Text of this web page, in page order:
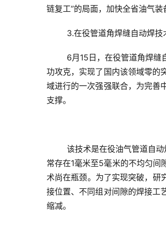
链复工”的局面，加快全省油气装
3.在役管道角焊缝自动焊技
6月15日，在役管道角焊缝
功攻克，实现了国内该领域零的
域进行的一次强强联合，为完善
支撑。
该技术是在役油气管道自
常存在1毫米至5毫米的不均匀间
术尚在瓶颈。为了实现突破，研
接位置、不同组对间隙的焊接工
缩减。